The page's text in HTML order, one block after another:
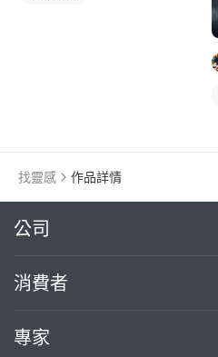
找靈感 作品詳情
公司
關於我們
部落格
消費者
買服務
專家
繼續完成